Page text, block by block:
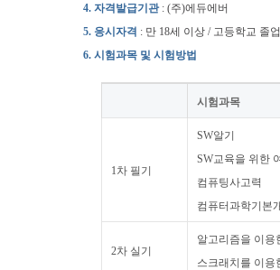
4. 자격발급기관: (주)에듀에버
5. 응시자격 : 만 18세 이상 / 고등학교 졸
6. 시험과목 및 시험방법
시험과목
1차 필기
SW알기
SW교육을 위한
컴퓨팅사고력
컴퓨터과학기본
2차 실기
알고리즘을 이용
스크래치를 이용